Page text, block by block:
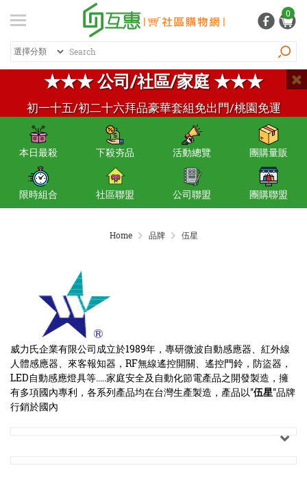
★★★ 公司/社區/家庭 ★★★
初一十五/初二十六拜品豪華套組免出門/桃園免運
0
登入 / 註冊
紅利專區
商品總覽
居家生活
日常清潔
個人用品
飲料 / 沖泡
點心 / 食材
生鮮 / 蔬果
團購★量販
檔期★活動
熱銷商品
本日最殺 下殺夯品 活動總覽 團購量販
限時組合 社區聯盟 公司聯盟 團購聯盟
Home 品牌 伍星
威力氏企業有限公司成立於1989年，專研微波自動感應器、紅外線
人體感應器、來客報知器，RF無線遙控開關、遙控門鈴，防盜器，
LED自動感應燈具等.....家庭安全及自動化節電產品之開發製造，擁
有多項國內專利，各系列產品均在台灣生產製造，產品以"伍星"品牌
行銷於國內
商品篩選